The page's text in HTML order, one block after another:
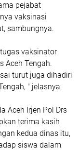
pejabat
vaksinasi
sambungnya.
vaksinator
Aceh Tengah.
turut juga dihadiri
" jelasnya.
Aceh Irjen Pol Drs
terima kasih
kedua dinas itu,
siswa dalam